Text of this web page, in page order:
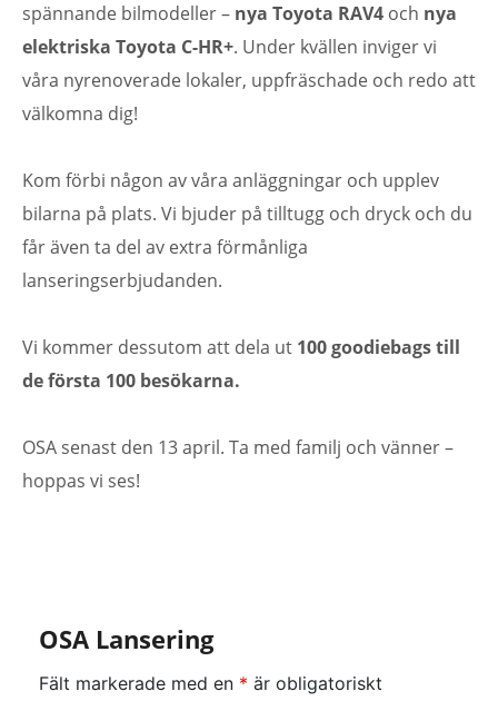
spännande bilmodeller – nya Toyota RAV4 och nya
elektriska Toyota C-HR+. Under kvällen inviger vi
våra nyrenoverade lokaler, uppfräschade och redo att
välkomna dig!
Kom förbi någon av våra anläggningar och upplev
bilarna på plats. Vi bjuder på tilltugg och dryck och du
får även ta del av extra förmånliga
lanseringserbjudanden.
Vi kommer dessutom att dela ut 100 goodiebags till
de första 100 besökarna.
OSA senast den 13 april. Ta med familj och vänner –
hoppas vi ses!
OSA Lansering
Fält markerade med en * är obligatoriskt